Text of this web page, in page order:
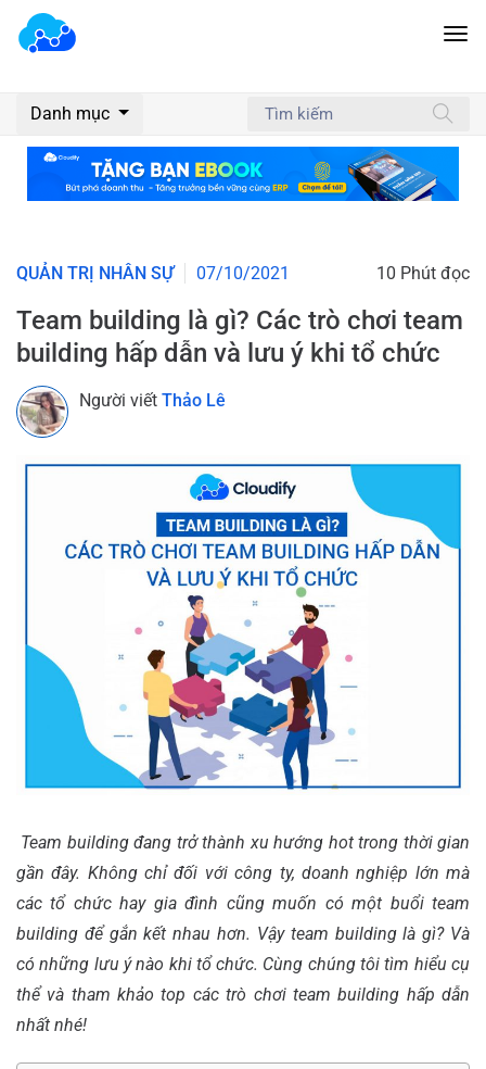
Danh mục
QUẢN TRỊ NHÂN SỰ 07/10/2021 10 Phút đọc
Team building là gì? Các trò chơi team
building hấp dẫn và lưu ý khi tổ chức
Người viết Thảo Lê
Team building đang trở thành xu hướng hot trong thời gian
gần đây. Không chỉ đối với công ty, doanh nghiệp lớn mà
các tổ chức hay gia đình cũng muốn có một buổi team
building để gắn kết nhau hơn. Vậy team building là gì? Và
có những lưu ý nào khi tổ chức. Cùng chúng tôi tìm hiểu cụ
thể và tham khảo top các trò chơi team building hấp dẫn
nhất nhé!